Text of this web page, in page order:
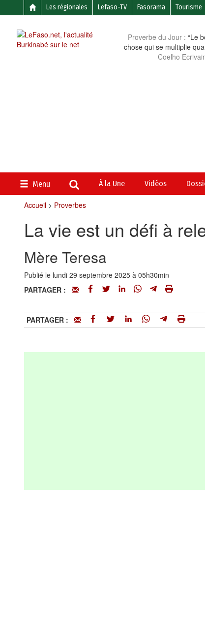
Les régionales Lefaso-TV Fasorama Tourisme
Proverbe du Jour : “Le
chose qui se multiplie
Coelho
Menu À la Une Vidéos
Accueil> Proverbes
La vie est un défi à
Mère Teresa
Publié le lundi 29 septembre 2025 à 05h30min
PARTAGER :
PARTAGER :